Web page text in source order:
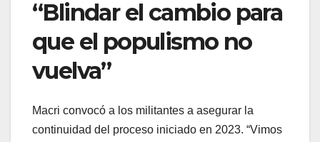
“Blindar el cambio para
que el populismo no
vuelva”
Macri convocó a los militantes a asegurar la
continuidad del proceso iniciado en 2023. “Vimos